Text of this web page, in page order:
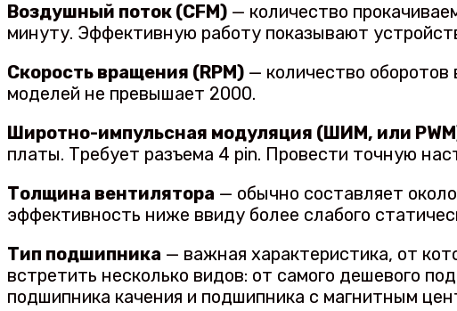
Воздушный поток (CFM) — количество
минуту. Эффективную работу показывают
Скорость вращения (RPM) — количество
моделей не превышает 2000.
Широтно-импульсная модуляция (ШИМ, или
платы. Требует разъема 4 pin. Провести точную
Толщина вентилятора — обычно составляет
эффективность ниже ввиду более слабого
Тип подшипника — важная характеристика, от
встретить несколько видов: от самого дешевого
подшипника качения и подшипника с магнитным